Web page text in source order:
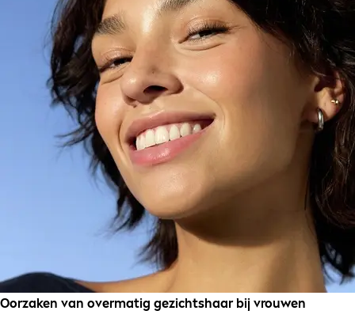
Oorzaken van overmatig gezichtshaar bij vrouwen